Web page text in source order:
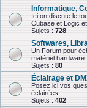
Informatique,
Ici on discute le
Cubase et Logic et
Sujets : 728
Softwares,
Un Forum pour
matériel hardware !
Sujets : 80
Éclairage et
Posez ici vos
éclairées...
Sujets : 402